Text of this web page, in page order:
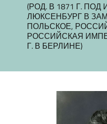
(РОД. В 1871 Г.
ЛЮКСЕНБУРГ В
ПОЛЬСКОЕ,
РОССИЙСКАЯ
Г. В БЕРЛИНЕ)